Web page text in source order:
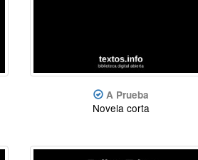
A Prueba
Novela corta